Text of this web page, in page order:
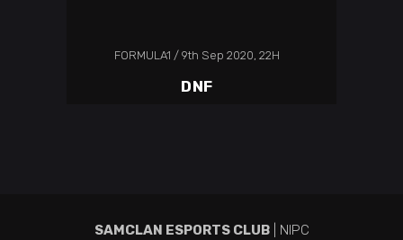
FORMULA1 9th Sep 2020, 22H
DNF
SAMCLAN ESPORTS CLUB| NIPC